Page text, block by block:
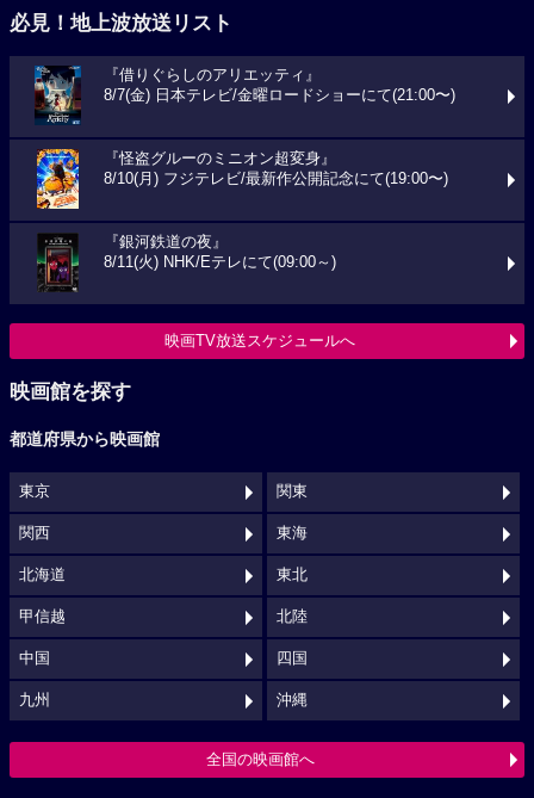
必見！地上波放送リスト
『借りぐらしのアリエッティ』
8/7(金) 日本テレビ/金曜ロードショーにて(21:00〜)
『怪盗グルーのミニオン超変身』
8/10(月) フジテレビ/最新作公開記念にて(19:00〜)
『銀河鉄道の夜』
8/11(火) NHK/Eテレにて(09:00～)
映画TV放送スケジュールへ
映画館を探す
都道府県から映画館
東京 関東
関西 東海
北海道 東北
甲信越 北陸
中国 四国
九州 沖縄
全国の映画館へ